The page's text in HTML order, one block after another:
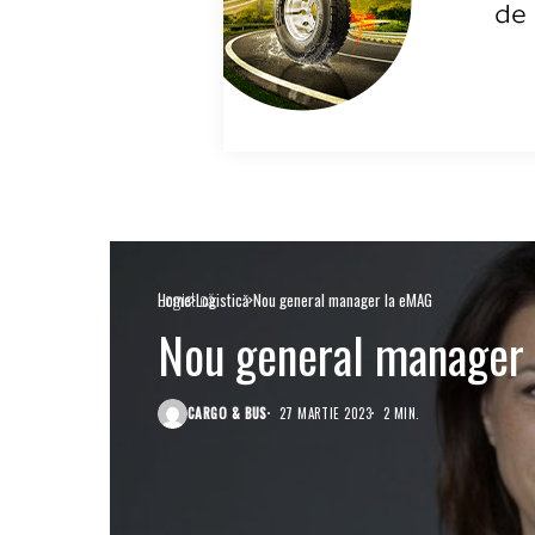
Home Logistică Nou general manager la eMAG
Logistică
Nou general
CARGO & BUS 27 MARTIE 2023 2 MIN.